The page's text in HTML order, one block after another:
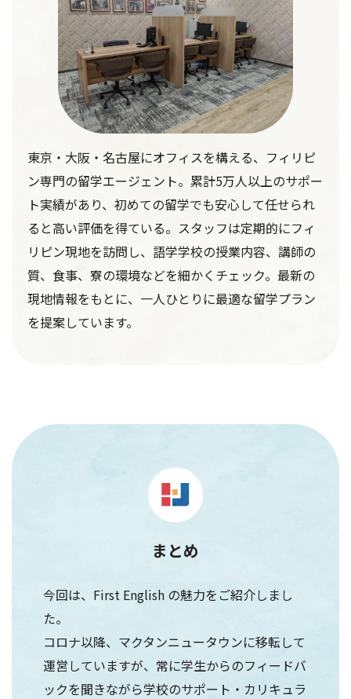
東京・大阪・名古屋にオフィスを構える、フィリピ
ン専門の留学エージェント。累計5万人以上のサポー
ト実績があり、初めての留学でも安心して任せられ
ると高い評価を得ている。スタッフは定期的にフィ
リピン現地を訪問し、語学学校の授業内容、講師の
質、食事、寮の環境などを細かくチェック。最新の
現地情報をもとに、一人ひとりに最適な留学プラン
を提案しています。
まとめ
今回は、First English の魅力をご紹介しまし
た。
コロナ以降、マクタンニュータウンに移転して
運営していますが、常に学生からのフィードバ
ックを聞きながら学校のサポート・カリキュラ